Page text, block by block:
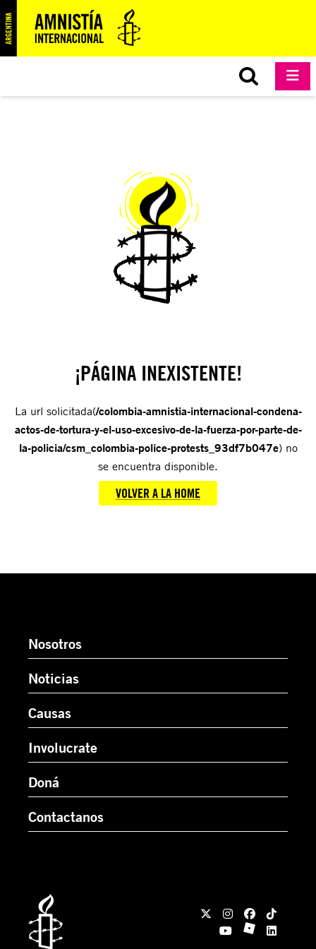
¡PÁGINA INEXISTENTE!
La url solicitada(/colombia-amnistia-internacional-condena-
actos-de-tortura-y-el-uso-excesivo-de-la-fuerza-por-parte-de-
la-policia/csm_colombia-police-protests_93df7b047e) no
se encuentra disponible.
VOLVER A LA HOME
Nosotros
Noticias
Causas
Involucrate
Doná
Contactanos